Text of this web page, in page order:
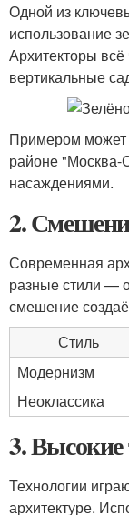
Одной из
использование
Архитекторы
вертикальные
Примером может
районе
насаждениями.
2.
Современная
разные стили —
смешение
Стиль
Модернизм
Неоклассика
3. Высокие
Технологии
архитектуре.